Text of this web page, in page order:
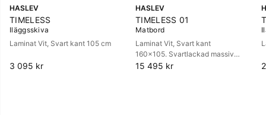
HASLEV
TIMELESS
Iläggsskiva
Laminat Vit, Svart kant 105 cm
3 095 kr
HASLEV
TIMELESS 01
Matbord
Laminat Vit, Svart kant
160x105. Svartlackad massiv
bok.
15 495 kr